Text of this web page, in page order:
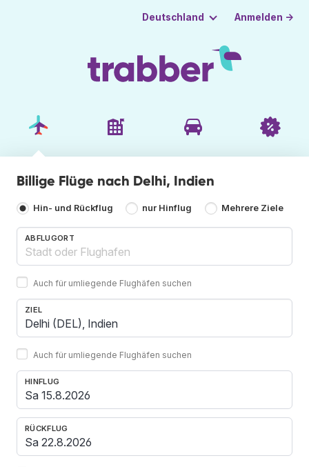
Deutschland Anmelden →
Billige Flüge nach Delhi, Indien
Hin- und Rückflug nur Hinflug Mehrere Ziele
ABFLUGORT
Auch für umliegende Flughäfen suchen
ZIEL
Auch für umliegende Flughäfen suchen
HINFLUG
RÜCKFLUG